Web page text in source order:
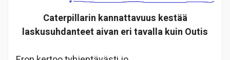
Caterpillarin kannattavuus kestää
laskusuhdanteet aivan eri tavalla kuin Outis